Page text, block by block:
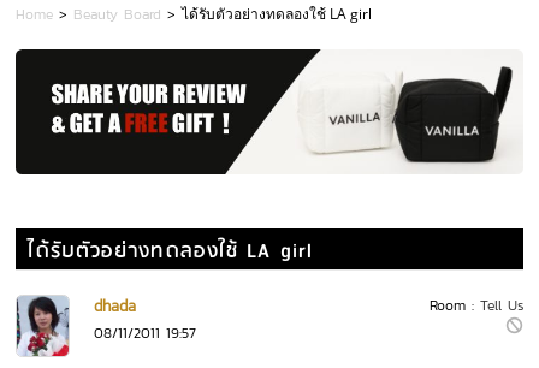
Home > Beauty Board >ได้รับตัวอย่างทดลองใช้ LA girl
ได้รับตัวอย่างทดลองใช้ LA girl
Room : Tell Us
dhada
08/11/2011 19:57